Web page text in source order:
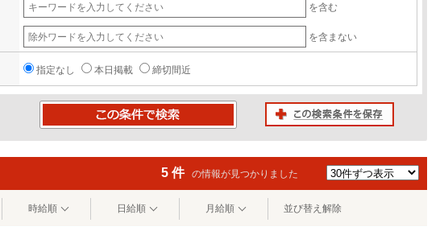
を含む
を含まない
指定なし 本日掲載 締切間近
5 件 の情報が見つかりました
時給順 日給順 月給順 並び替え解除